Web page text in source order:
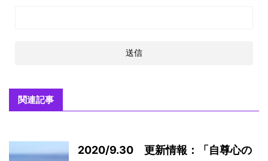
関連記事
2020/9.30 更新情報：「自尊心の